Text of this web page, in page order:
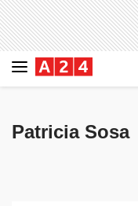
Patricia Sosa